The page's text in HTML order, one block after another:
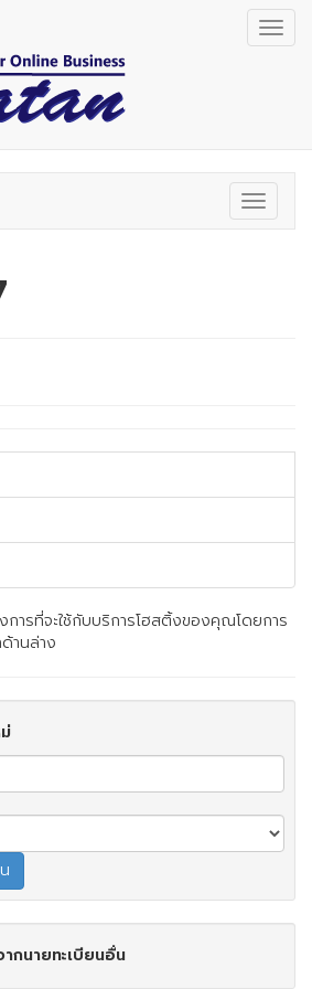
Toggle
ารที่จะใช้กับบริการโฮสติ้งของคุณโดยการ
านล่าง
กนายทะเบียนอื่น